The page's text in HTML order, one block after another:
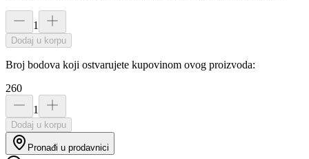
1
Dodaj u korpu
Broj bodova koji ostvarujete kupovinom ovog proizvoda:
260
1
Dodaj u korpu
Pronađi u prodavnici